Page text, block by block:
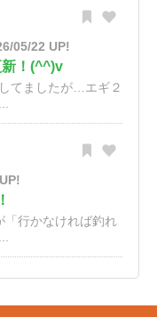
05/22 UP!
新！(^^)v
てましたが…エギ２
「行かなければ釣れ